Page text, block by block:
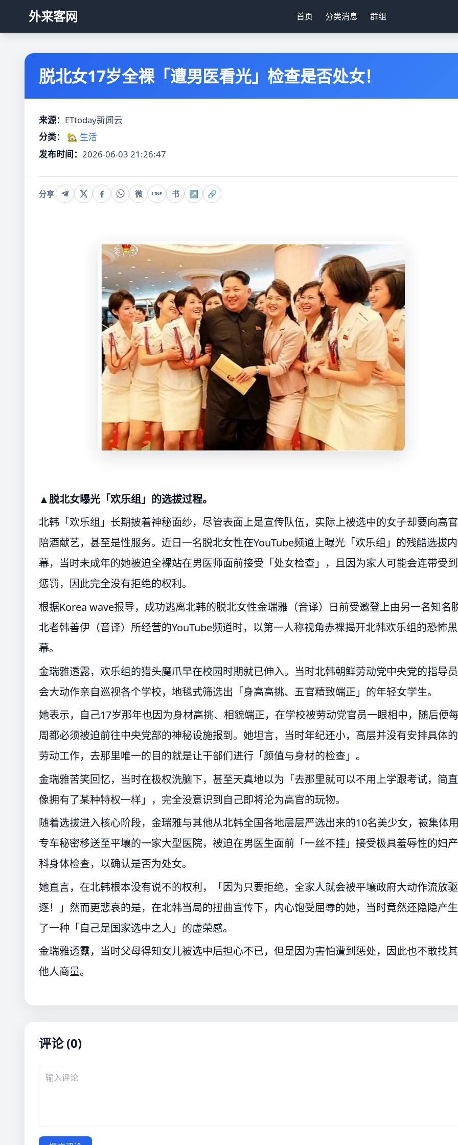
外来客网 首页 分类消息 群组
脱北女17岁全裸「遭男医看光」检查是否处女！
来源： ETtoday新闻云
分类：
🏡 生活
发布时间： 2026-06-03 21:26:47
分享 微 LINE 书 ↗ 🔗
▲脱北女曝光「欢乐组」的选拔过程。
北韩「欢乐组」长期披着神秘面纱，尽管表面上是宣传队伍，实际上被选中的女子却要向高官
陪酒献艺，甚至是性服务。近日一名脱北女性在YouTube频道上曝光「欢乐组」的残酷选拔内
幕，当时未成年的她被迫全裸站在男医师面前接受「处女检查」，且因为家人可能会连带受到
惩罚，因此完全没有拒绝的权利。
根据Korea wave报导，成功逃离北韩的脱北女性金瑞雅（音译）日前受邀登上由另一名知名
北者韩善伊（音译）所经营的YouTube频道时，以第一人称视角赤裸揭开北韩欢乐组的恐怖黑
幕。
金瑞雅透露，欢乐组的猎头魔爪早在校园时期就已伸入。当时北韩朝鲜劳动党中央党的指导员
会大动作亲自巡视各个学校，地毯式筛选出「身高高挑、五官精致端正」的年轻女学生。
她表示，自己17岁那年也因为身材高挑、相貌端正，在学校被劳动党官员一眼相中，随后便
周都必须被迫前往中央党部的神秘设施报到。她坦言，当时年纪还小，高层并没有安排具体的
劳动工作，去那里唯一的目的就是让干部们进行「颜值与身材的检查」。
金瑞雅苦笑回忆，当时在极权洗脑下，甚至天真地以为「去那里就可以不用上学跟考试，简直
像拥有了某种特权一样」，完全没意识到自己即将沦为高官的玩物。
随着选拔进入核心阶段，金瑞雅与其他从北韩全国各地层层严选出来的10名美少女，被集体
专车秘密移送至平壤的一家大型医院，被迫在男医生面前「一丝不挂」接受极具羞辱性的妇产
科身体检查，以确认是否为处女。
她直言，在北韩根本没有说不的权利，「因为只要拒绝，全家人就会被平壤政府大动作流放驱
逐！」然而更悲哀的是，在北韩当局的扭曲宣传下，内心饱受屈辱的她，当时竟然还隐隐产生
了一种「自己是国家选中之人」的虚荣感。
金瑞雅透露，当时父母得知女儿被选中后担心不已，但是因为害怕遭到惩处，因此也不敢找其
他人商量。
评论 (0)